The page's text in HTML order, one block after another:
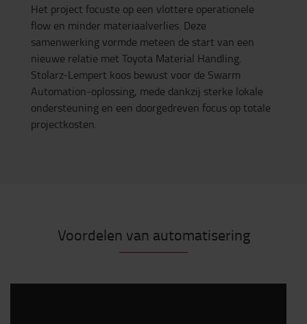
Het project focuste op een vlottere operationele
flow en minder materiaalverlies. Deze
samenwerking vormde meteen de start van een
nieuwe relatie met Toyota Material Handling.
Stolarz-Lempert koos bewust voor de Swarm
Automation-oplossing, mede dankzij sterke lokale
ondersteuning en een doorgedreven focus op totale
projectkosten.
Voordelen van automatisering